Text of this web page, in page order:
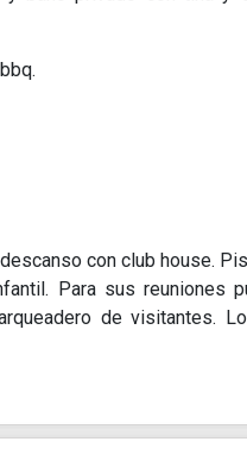
con club house.
Para sus reuniones
de visitantes.